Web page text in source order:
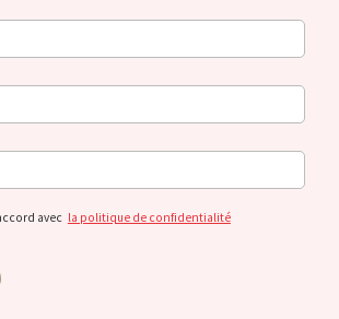
avec la politique de confidentialité